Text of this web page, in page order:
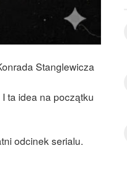
Stanglewicza
ta idea na początku
odcinek serialu.